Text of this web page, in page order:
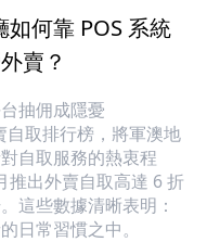
何靠 POS 系統
賣？
抽佣成隱憂
取排行榜，將軍澳地
自取服務的熱衷程
出外賣自取高達 6 折
這些數據清晰表明：
日常習慣之中。